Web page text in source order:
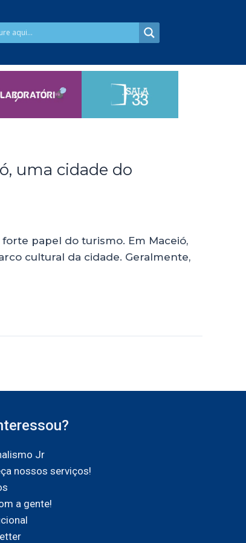
uma cidade do
papel do turismo. Em Maceió,
cultural da cidade. Geralmente,
Jr
nossos serviços!
a gente!